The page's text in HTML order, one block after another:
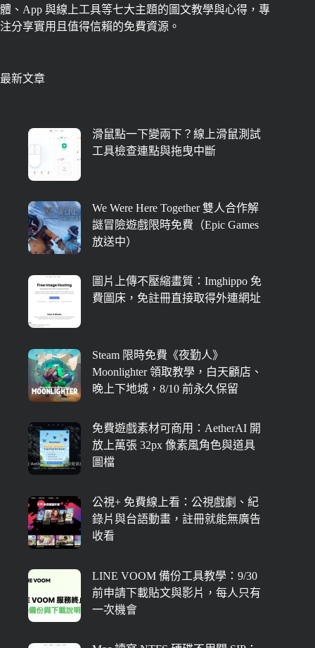
體、App 與線上工具等七大主題的圖文教學與心得，專
注分享實用且值得信賴的免費資源。
最新文章
滑鼠點一下變兩下？線上滑鼠測試
工具檢查連點與拖曳中斷
We Were Here Together 雙人合作解
謎冒險遊戲限時免費（Epic Games
放送中）
圖片上傳不壓縮畫質：Imghippo 免
費圖床，免註冊直接取得外連網址
Steam 限時免費《夜勤人》
Moonlighter 領取教學，白天顧店、
晚上下地城，8/10 前永久保留
免費遊戲素材可商用：AetherAI 開
放上萬張 32px 像素風角色與道具
圖檔
公視+ 免費線上看：公視戲劇、紀
錄片與台語動畫，註冊就能無廣告
收看
LINE VOOM 備份工具教學：9/30
前申請下載貼文與影片，每人只有
一次機會